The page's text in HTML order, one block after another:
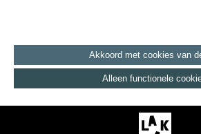
Akkoord met cookies van
Alleen functionele